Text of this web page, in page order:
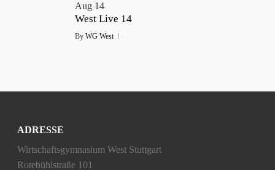
Aug 14
West Live 14
By WG West
ADRESSE
Wirtschaftsgymnasium West Stuttgart
Rotebühlstraße 101